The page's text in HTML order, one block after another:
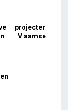
projecten
Vlaamse